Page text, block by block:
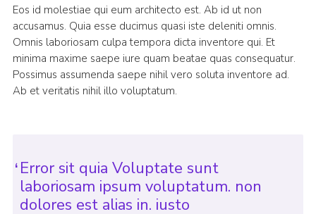
Eos id molestiae qui eum architecto est. Ab id ut non
accusamus. Quia esse ducimus quasi iste deleniti omnis.
Omnis laboriosam culpa tempora dicta inventore qui. Et
minima maxime saepe iure quam beatae quas consequatur.
Possimus assumenda saepe nihil vero soluta inventore ad.
Ab et veritatis nihil illo voluptatum.
Error sit quia Voluptate sunt
laboriosam ipsum voluptatum. non
dolores est alias in. iusto